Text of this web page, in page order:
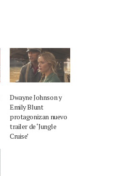
Dwayne Johnson y
Emily Blunt
protagonizan nuevo
trailer de ‘Jungle
Cruise’